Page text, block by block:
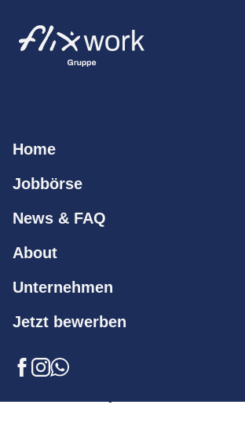
Home
Jobbörse
News & FAQ
About
Unternehmen
Jetzt bewerben
Gabelstapler-Profi (m/w/d)